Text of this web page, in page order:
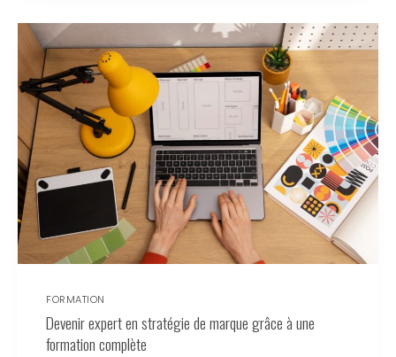
FORMATION
Devenir expert en stratégie de marque grâce à une
formation complète